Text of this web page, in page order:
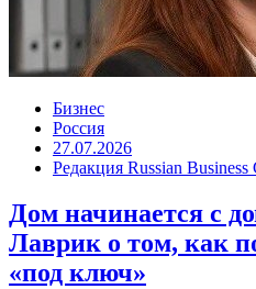
Бизнес
Россия
27.07.2026
Редакция Russian Business
Дом начинается с
Лаврик о том, как
«под ключ»